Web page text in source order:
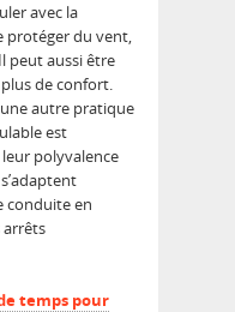
avec la
protéger du vent,
peut aussi être
de confort.
autre pratique
est
polyvalence
conduite en
arrêts
temps pour